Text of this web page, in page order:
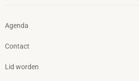
Agenda
Contact
Lid worden